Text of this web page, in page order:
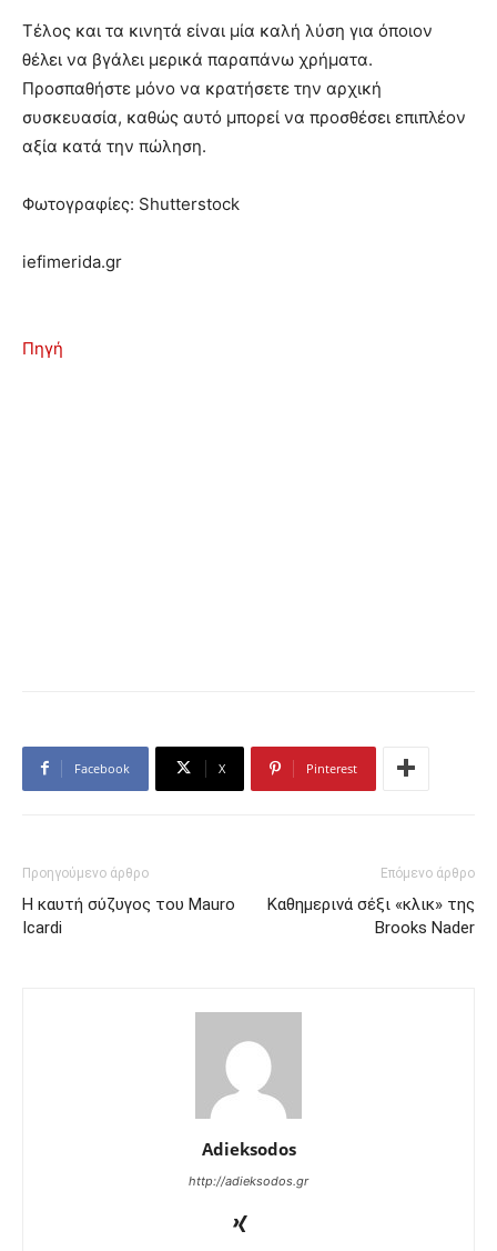
Τέλος και τα κινητά είναι μία καλή λύση για όποιον
θέλει να βγάλει μερικά παραπάνω χρήματα.
Προσπαθήστε μόνο να κρατήσετε την αρχική
συσκευασία, καθώς αυτό μπορεί να προσθέσει επιπλέον
αξία κατά την πώληση.
Φωτογραφίες: Shutterstock
iefimerida.gr
Πηγή
Facebook X Pinterest
Προηγούμενο άρθρο
Η καυτή σύζυγος του Mauro
Icardi
Επόμενο άρθρο
Καθημερινά σέξι «κλικ» της
Brooks Nader
Adieksodos
http://adieksodos.gr